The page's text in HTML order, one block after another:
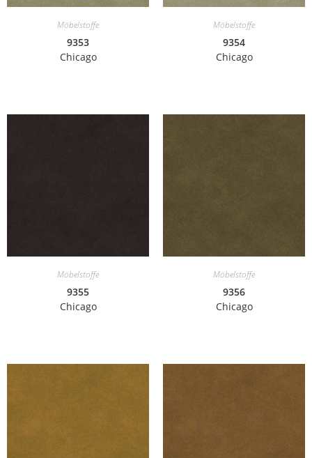
Möbelstoffe
9353
Chicago
Möbelstoffe
9354
Chicago
Möbelstoffe
9355
Chicago
Möbelstoffe
9356
Chicago